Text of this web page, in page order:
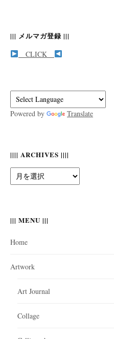
||| メルマガ登録 |||
CLICK
Powered by Translate
|||| ARCHIVES ||||
Archives
||| MENU |||
Home
Artwork
Art Journal
Collage